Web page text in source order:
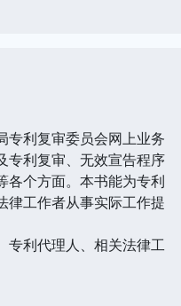
利复审委员会网上业务
专利复审、无效宣告程序
各个方面。本书能为专利
律工作者从事实际工作提
利代理人、相关法律工